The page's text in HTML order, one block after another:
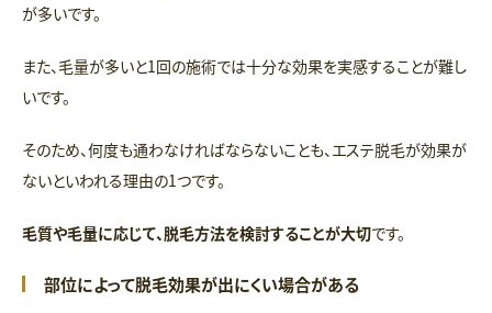
が多いです。
また、毛量が多いと1回の施術では十分な効果を実感することが難し
いです。
そのため、何度も通わなければならないことも、エステ脱毛が効果が
ないといわれる理由の1つです。
毛質や毛量に応じて、脱毛方法を検討することが大切です。
部位によって脱毛効果が出にくい場合がある